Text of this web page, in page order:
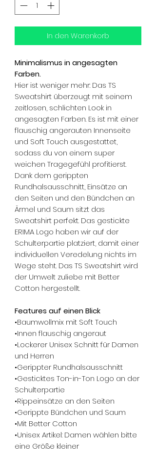
In den Warenkorb
Minimalismus in angesagten
Farben.
Hier ist weniger mehr: Das TS
Sweatshirt überzeugt mit seinem
zeitlosen, schlichten Look in
angesagten Farben. Es ist mit einer
flauschig angerauten Innenseite
und Soft Touch ausgestattet,
sodass du von einem super
weichen Tragegefühl profitierst.
Dank dem gerippten
Rundhalsausschnitt, Einsätze an
den Seiten und den Bündchen an
Ärmel und Saum sitzt das
Sweatshirt perfekt. Das gestickte
ERIMA Logo haben wir auf der
Schulterpartie platziert, damit einer
individuellen Veredelung nichts im
Wege steht. Das TS Sweatshirt wird
der Umwelt zuliebe mit Better
Cotton hergestellt.
Features auf einen Blick
•Baumwollmix mit Soft Touch
•Innen flauschig angeraut
•Lockerer Unisex Schnitt für Damen
und Herren
•Gerippter Rundhalsausschnitt
•Gesticktes Ton-in-Ton Logo an der
Schulterpartie
•Rippeinsätze an den Seiten
•Gerippte Bündchen und Saum
•Mit Better Cotton
•Unisex Artikel: Damen wählen bitte
eine Größe kleiner